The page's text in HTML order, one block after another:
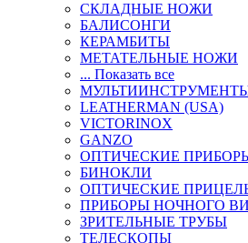
СКЛАДНЫЕ НОЖИ
БАЛИСОНГИ
КЕРАМБИТЫ
МЕТАТЕЛЬНЫЕ НОЖИ
... Показать все
LEATHERMAN (USA)
VICTORINOX
GANZO
ОПТИЧЕСКИЕ
БИНОКЛИ
ОПТИЧЕСКИЕ
ПРИБОРЫ НОЧНОГО
ЗРИТЕЛЬНЫЕ ТРУБЫ
ТЕЛЕСКОПЫ